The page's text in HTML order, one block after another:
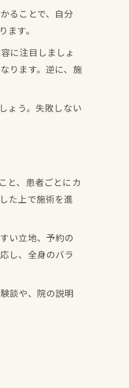
ることで、自分
す。
に注目しましょ
ります。逆に、施
ょう。失敗しない
と、患者ごとにカ
た上で施術を進
い立地、予約の
し、全身のバラ
談や、院の説明